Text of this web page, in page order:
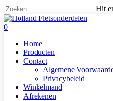
Skip
to
main
Hit
Close
Search
search
0
Home
Producten
Contact
Algemene
Privacybeleid
Winkelmand
Afrekenen